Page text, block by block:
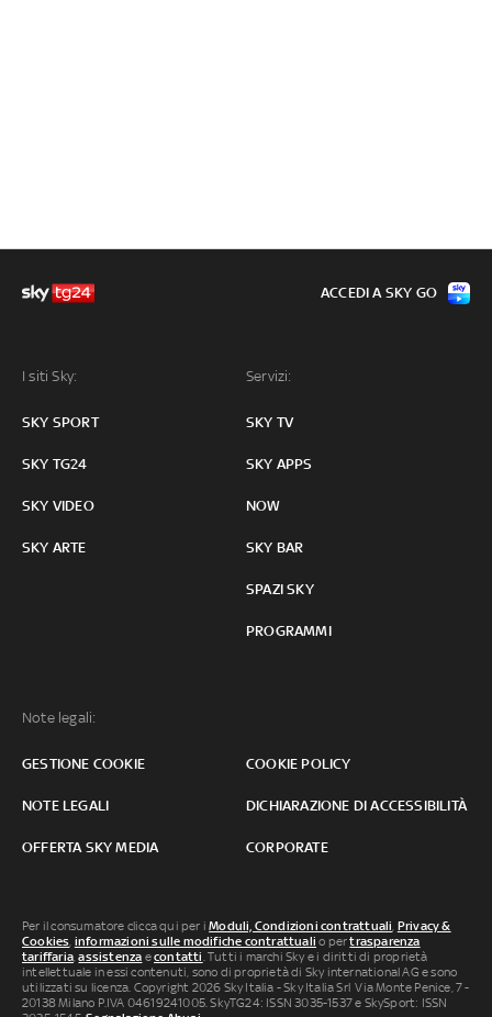
I siti Sky:
SKY SPORT
SKY TG24
SKY VIDEO
SKY ARTE
Servizi:
SKY TV
SKY APPS
NOW
SKY BAR
SPAZI SKY
PROGRAMMI
Note legali:
GESTIONE COOKIE COOKIE POLICY
NOTE LEGALI DICHIARAZIONE DI ACCESSIBILITÀ
OFFERTA SKY MEDIA CORPORATE
ACCEDI A SKY GO
Per il consumatore clicca qui per iModuli, Condizioni contrattuali Privacy &
Cookies informazioni sulle modifiche contrattuali o pertrasparenza
tariffaria ,assistenza econtatti . Tutti i marchi Sky e i diritti di proprietà
intellettuale in essi contenuti, sono di proprietà di Sky international AG e sono
utilizzati su licenza. Copyright 2026 Sky Italia - Sky Italia Srl Via Monte Penice, 7 -
20138 Milano P.IVA 04619241005. SkyTG24: ISSN 3035-1537 e SkySport: ISSN